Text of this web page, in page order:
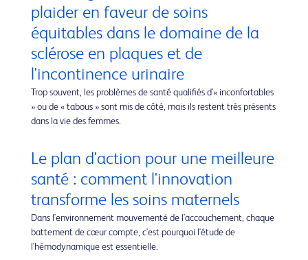
plaider en faveur de soins
équitables dans le domaine de la
sclérose en plaques et de
l'incontinence urinaire
Trop souvent, les problèmes de santé qualifiés d'« inconfortables
» ou de « tabous » sont mis de côté, mais ils restent très présents
dans la vie des femmes.
Le plan d'action pour une meilleure
santé : comment l'innovation
transforme les soins maternels
Dans l'environnement mouvementé de l'accouchement, chaque
battement de cœur compte, c'est pourquoi l'étude de
l'hémodynamique est essentielle.